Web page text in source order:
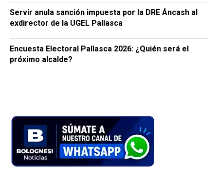
Servir anula sanción impuesta por la DRE Áncash al
exdirector de la UGEL Pallasca
Encuesta Electoral Pallasca 2026: ¿Quién será el
próximo alcalde?